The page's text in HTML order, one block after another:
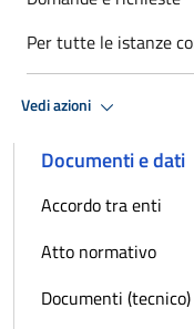
Per tutte le istanze
Vedi azioni
Documenti e dati
Accordo tra enti
Atto normativo
Documenti